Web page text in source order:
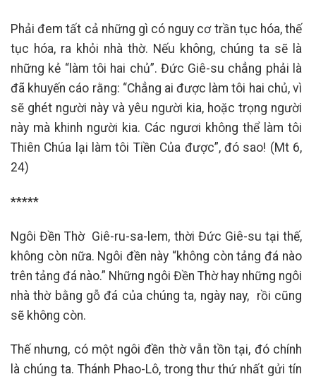
Phải đem tất cả những gì có nguy cơ trần tục hóa, thế
tục hóa, ra khỏi nhà thờ. Nếu không, chúng ta sẽ là
những kẻ “làm tôi hai chủ”. Đức Giê-su chẳng phải là
đã khuyến cáo rằng: “Chẳng ai được làm tôi hai chủ, vì
sẽ ghét người này và yêu người kia, hoặc trọng người
này mà khinh người kia. Các ngươi không thể làm tôi
Thiên Chúa lại làm tôi Tiền Của được”, đó sao! (Mt 6,
24)
*****
Ngôi Đền Thờ Giê-ru-sa-lem, thời Đức Giê-su tại thế,
không còn nữa. Ngôi đền này “không còn tảng đá nào
trên tảng đá nào.” Những ngôi Đền Thờ hay những ngôi
nhà thờ bằng gỗ đá của chúng ta, ngày nay, rồi cũng
sẽ không còn.
Thế nhưng, có một ngôi đền thờ vẫn tồn tại, đó chính
là chúng ta. Thánh Phao-Lô, trong thư thứ nhất gửi tín